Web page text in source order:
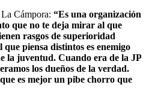
Cámpora: “Es una organización
que no te deja mirar al que
rasgos de superioridad
piensa distintos es enemigo
la juventud. Cuando era de la JP
los dueños de la verdad.
es mejor un pibe chorro que